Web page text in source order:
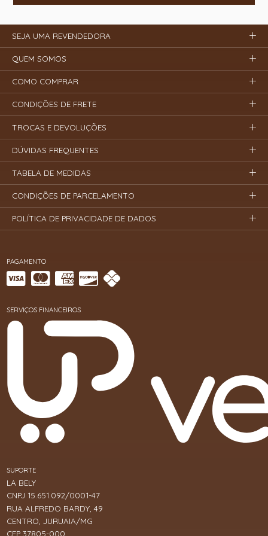
PAGAMENTO
SERVIÇOS FINANCEIROS
SUPORTE
LA BELY
CNPJ 15.651.092/0001-47
RUA ALFREDO BARDY, 49
CENTRO, JURUAIA/MG
CEP 37805-000
SEJA UMA REVENDEDORA
QUEM SOMOS
COMO COMPRAR
CONDIÇÕES DE FRETE
TROCAS E DEVOLUÇÕES
DÚVIDAS FREQUENTES
TABELA DE MEDIDAS
CONDIÇÕES DE PARCELAMENTO
POLÍTICA DE PRIVACIDADE DE DADOS